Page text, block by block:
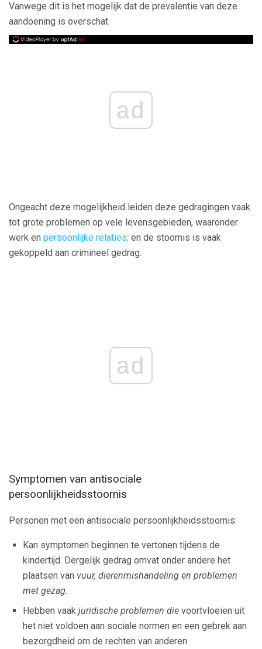
Vanwege dit is het mogelijk dat de prevalentie van deze
aandoening is overschat.
ad
Ongeacht deze mogelijkheid leiden deze gedragingen vaak
tot grote problemen op vele levensgebieden, waaronder
werk en persoonlijke relaties, en de stoornis is vaak
gekoppeld aan crimineel gedrag.
ad
Symptomen van antisociale
persoonlijkheidsstoornis
Personen met een antisociale persoonlijkheidsstoornis:
Kan symptomen beginnen te vertonen tijdens de
kindertijd. Dergelijk gedrag omvat onder andere het
plaatsen van vuur, dierenmishandeling en problemen
met gezag.
Hebben vaak juridische problemen die voortvloeien uit
het niet voldoen aan sociale normen en een gebrek aan
bezorgdheid om de rechten van anderen.